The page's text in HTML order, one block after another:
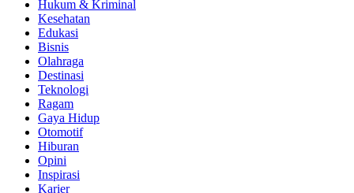
Hukum & Kriminal
Kesehatan
Edukasi
Bisnis
Olahraga
Destinasi
Teknologi
Ragam
Gaya Hidup
Otomotif
Hiburan
Opini
Inspirasi
Karier